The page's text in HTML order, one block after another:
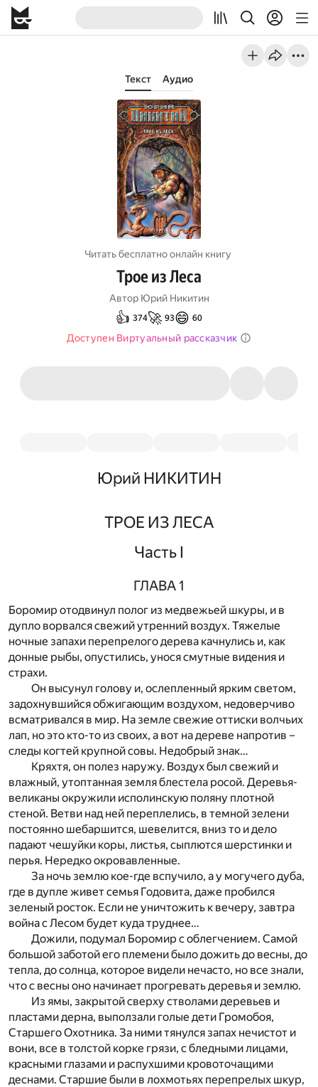
Текст Аудио
Читать бесплатно онлайн книгу
Трое из Леса
Автор Юрий Никитин
👍 374🚀 93😄 60
Доступен Виртуальный рассказчик
Юрий НИКИТИН
ТРОЕ ИЗ ЛЕСА
Часть I
ГЛАВА 1
Боромир отодвинул полог из медвежьей шкуры, и в
дупло ворвался свежий утренний воздух. Тяжелые
ночные запахи перепрелого дерева качнулись и, как
донные рыбы, опустились, унося смутные видения и
страхи.
Он высунул голову и, ослепленный ярким светом,
задохнувшийся обжигающим воздухом, недоверчиво
всматривался в мир. На земле свежие оттиски волчьих
лап, но это кто-то из своих, а вот на дереве напротив –
следы когтей крупной совы. Недобрый знак…
Кряхтя, он полез наружу. Воздух был свежий и
влажный, утоптанная земля блестела росой. Деревья-
великаны окружили исполинскую поляну плотной
стеной. Ветви над ней переплелись, в темной зелени
постоянно шебаршится, шевелится, вниз то и дело
падают чешуйки коры, листья, сыплются шерстинки и
перья. Нередко окровавленные.
За ночь землю кое-где вспучило, а у могучего дуба,
где в дупле живет семья Годовита, даже пробился
зеленый росток. Если не уничтожить к вечеру, завтра
война с Лесом будет куда труднее…
Дожили, подумал Боромир с облегчением. Самой
большой заботой его племени было дожить до весны, до
тепла, до солнца, которое видели нечасто, но все знали,
что с весны оно начинает прогревать деревья и землю.
Из ямы, закрытой сверху стволами деревьев и
пластами дерна, выползали голые дети Громобоя,
Старшего Охотника. За ними тянулся запах нечистот и
вони, все в толстой корке грязи, с бледными лицами,
красными глазами и распухшими кровоточащими
деснами. Старшие были в лохмотьях перепрелых шкур,